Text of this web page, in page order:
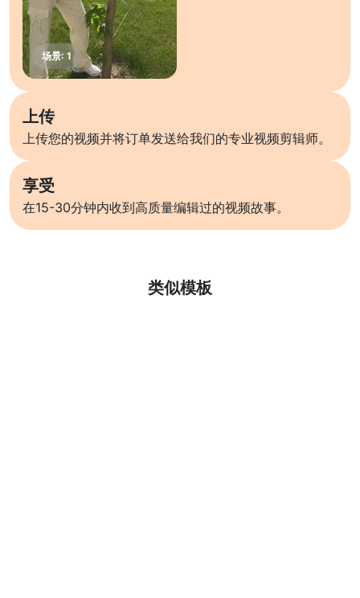
上传
上传您的视频并将订单发送给我们的专业视频剪辑师。
享受
在15-30分钟内收到高质量编辑过的视频故事。
类似模板
了解更多